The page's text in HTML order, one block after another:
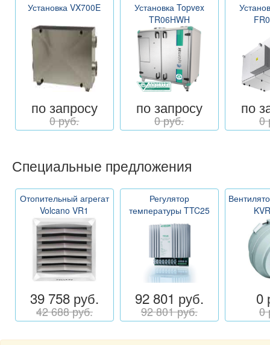
Установка VX700E
по запросу
0 руб.
Установка Topvex
TR06HWH
по запросу
0 руб.
по
0
Специальные предложения
Отопительный агрегат
Volcano VR1
39 758 руб.
42 688 руб.
Регулятор
температуры TTC25
92 801 руб.
92 801 руб.
0
0